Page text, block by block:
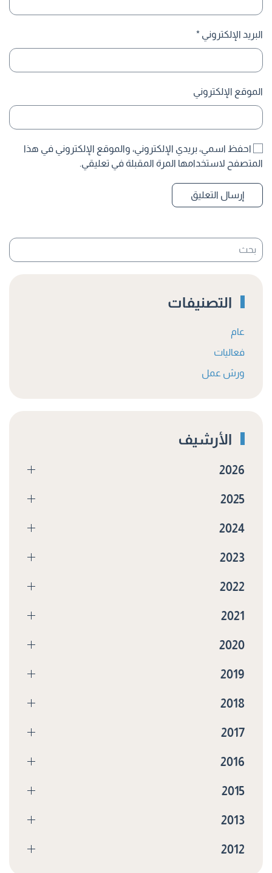
البريد الإلكتروني *
الموقع الإلكتروني
احفظ اسمي، بريدي الإلكتروني، والموقع الإلكتروني في هذا
المتصفح لاستخدامها المرة المقبلة في تعليقي.
إرسال التعليق
التصنيفات
عام
فعاليات
ورش عمل
الأرشيف
2026
2025
2024
2023
2022
2021
2020
2019
2018
2017
2016
2015
2013
2012